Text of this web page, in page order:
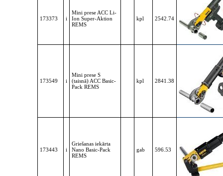
173373 i
Mini prese ACC Li-
Ion Super-Aktion
REMS
kpl 2542.74
173549 i
Mini prese S
(taisnā) ACC Basic-
Pack REMS
kpl 2841.38
173443 i
Griešanas iekārta
Nano Basic-Pack
REMS
gab 596.53